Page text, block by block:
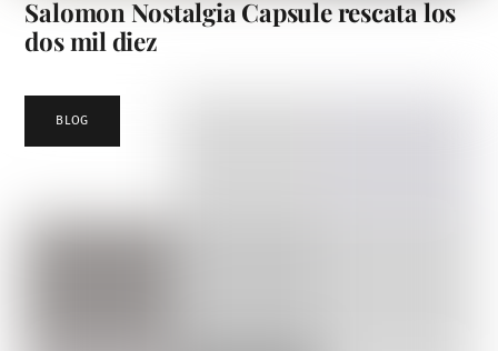
Salomon Nostalgia Capsule rescata los
dos mil diez
BLOG